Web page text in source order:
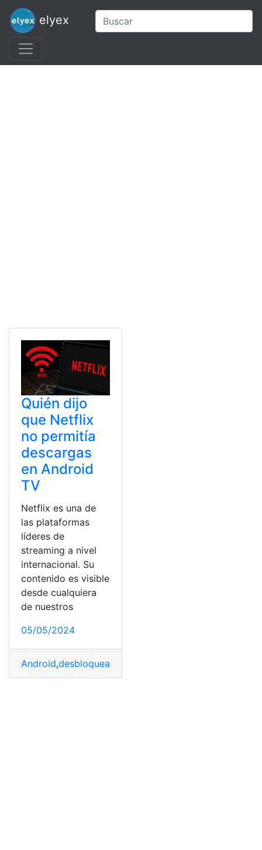
elyex
Quién dijo
que Netflix
no permitía
descargas
en Android
TV
Netflix es una de
las plataformas
líderes de
streaming a nivel
internacional. Su
contenido es visible
desde cualquiera
de nuestros
05/05/2024
Android,desbloqueado